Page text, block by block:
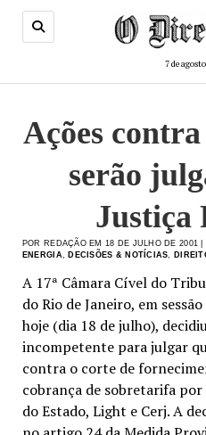
7 de
Ações
serão
Justiça
POR REDAÇÃO EM 18 DE JULHO DE 2001 |
ENERGIA
DECISÕES & NOTÍCIAS
A 17ª Câmara Cível do
do Rio de Janeiro, em
hoje (dia 18 de julho),
incompetente para julgar
contra o corte de
cobrança de sobretarifa
do Estado, Light e Cerj. A